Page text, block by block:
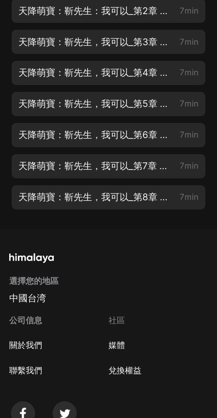
天降萌寶：靳先生：我可以_第2章 我不是你媽媽啊！ 7min
天降萌寶：靳先生，我可以_第3章 蘇蘇 7min
天降萌寶：靳先生，我可以_第4章 只要把他伺候好了 7min
天降萌寶：靳先生，我可以_第5章 怎麼，你認識？ 7min
天降萌寶：靳先生，我可以_第6章 一切都在好起來 7min
天降萌寶：靳先生，我可以_第7章 土包子數學老師蘇夏 7min
天降萌寶：靳先生，我可以_第8章 我救的小姑娘？ 7min
選擇您的地區
中國台湾
公司信息
關於我們
聯繫我們
社區
媒體
兌換權益